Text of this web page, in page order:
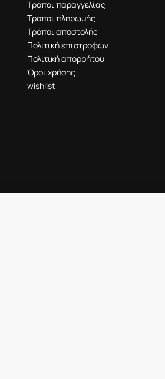
Τρόποι παραγγελίας
Τρόποι πληρωμής
Τρόποι αποστολής
Πολιτική επιστροφών
Πολιτική απορρήτου
Όροι χρήσης
wishlist